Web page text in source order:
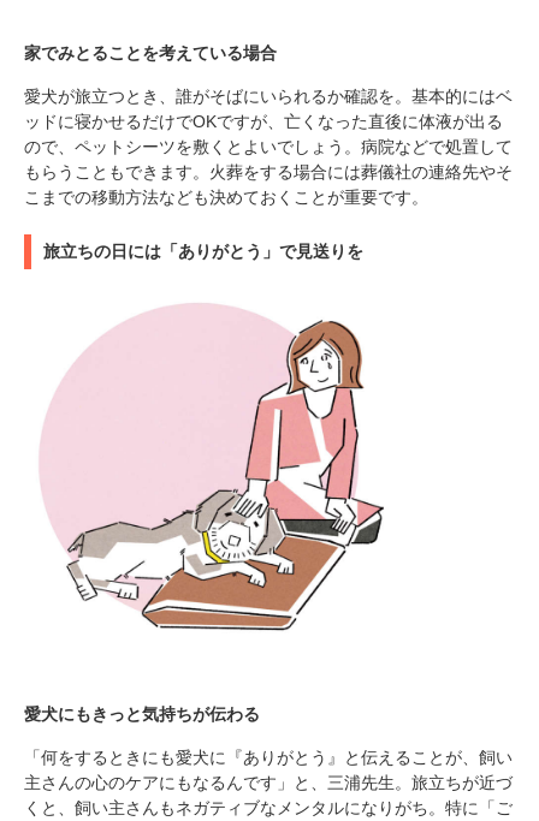
家でみとることを考えている場合
愛犬が旅立つとき、誰がそばにいられるか確認を。基本的にはベ
ッドに寝かせるだけでOKですが、亡くなった直後に体液が出る
ので、ペットシーツを敷くとよいでしょう。病院などで処置して
もらうこともできます。火葬をする場合には葬儀社の連絡先やそ
こまでの移動方法なども決めておくことが重要です。
旅立ちの日には「ありがとう」で見送りを
愛犬にもきっと気持ちが伝わる
「何をするときにも愛犬に『ありがとう』と伝えることが、飼い
主さんの心のケアにもなるんです」と、三浦先生。旅立ちが近づ
くと、飼い主さんもネガティブなメンタルになりがち。特に「ご